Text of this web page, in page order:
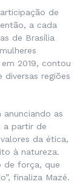
de
a cada
de Brasília
2019, contou
regiões
anunciando as
a partir de
da ética,
à natureza.
de força, que
finaliza Mazé.